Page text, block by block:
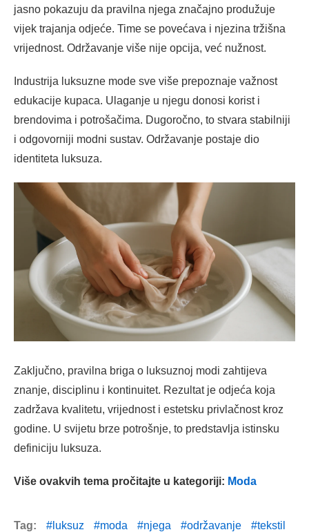
jasno pokazuju da pravilna njega značajno produžuje
vijek trajanja odjeće. Time se povećava i njezina tržišna
vrijednost. Održavanje više nije opcija, već nužnost.
Industrija luksuzne mode sve više prepoznaje važnost
edukacije kupaca. Ulaganje u njegu donosi korist i
brendovima i potrošačima. Dugoročno, to stvara stabilniji
i odgovorniji modni sustav. Održavanje postaje dio
identiteta luksuza.
Zaključno, pravilna briga o luksuznoj modi zahtijeva
znanje, disciplinu i kontinuitet. Rezultat je odjeća koja
zadržava kvalitetu, vrijednost i estetsku privlačnost kroz
godine. U svijetu brze potrošnje, to predstavlja istinsku
definiciju luksuza.
Više ovakvih tema pročitajte u kategoriji: Moda
Tag: luksuz moda njega održavanje tekstil